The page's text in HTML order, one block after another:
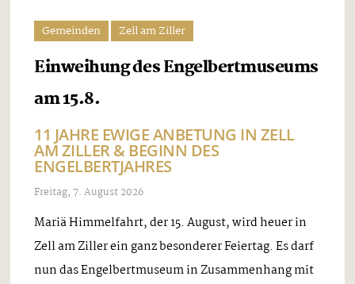
Gemeinden Zell am Ziller
Einweihung des Engelbertmuseums
am 15.8.
11 JAHRE EWIGE ANBETUNG IN ZELL
AM ZILLER & BEGINN DES
ENGELBERTJAHRES
Freitag, 7. August 2026
Mariä Himmelfahrt, der 15. August, wird heuer in
Zell am Ziller ein ganz besonderer Feiertag. Es darf
nun das Engelbertmuseum in Zusammenhang mit